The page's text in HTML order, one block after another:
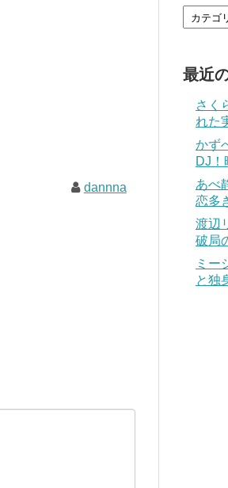
dannna
最近
さく
れた
かず
DJ！
あべ
恋多
渡辺
破局
ミー
と独